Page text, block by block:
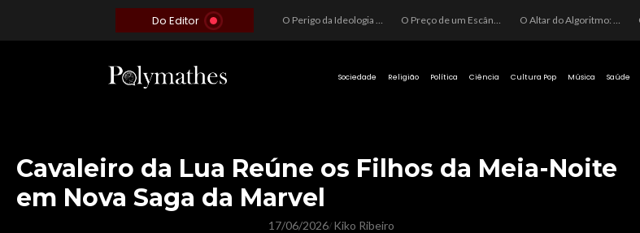
Do Editor O Perigo da Ideologia Desenfreada na Justiça: Quando a Pauta Política Substitui a Pena Criminal O Preço de um Escândalo: A Discrepância Entre o “Filme de Bolsonaro” e a Realidade do Cinema Mundial O Altar do Algoritmo: A Carência Humana e a Fabricação de Heróis no Brasil
Sociedade Religião Política Ciência Cultura Pop Música Saúde
Cavaleiro da Lua Reúne os Filhos da Meia-Noite
em Nova Saga da Marvel
17/06/2026/ Kiko Ribeiro